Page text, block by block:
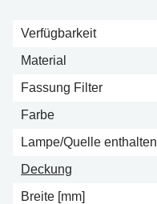
Verfügbarkeit
Material
Fassung Filter
Farbe
Lampe/Quelle enthalten
Deckung
Breite [mm]